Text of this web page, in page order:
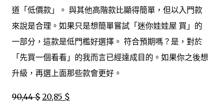
道「低價款」。 與其他高階款比顯得簡單，但以入門款
來說是合理。如果只是想簡單嘗試「迷你娃娃屋 買」的
一部分，這款是低門檻好選擇。 符合預期嗎？是，對於
「先買一個看看」的我而言已經達成目的。如果你之後想
升級，再選上面那些款會更好。
90,44 $ 20,85 $